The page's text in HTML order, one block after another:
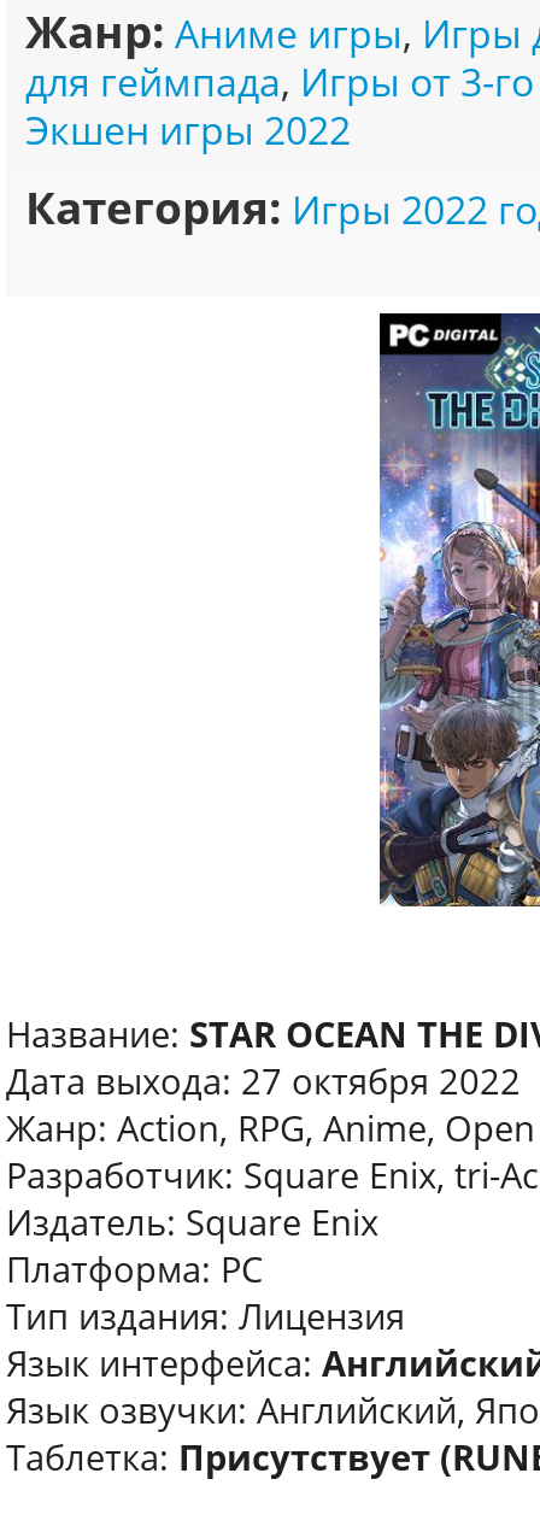
Жанр: Аниме игры, Игры
для геймпада, Игры от 3-
Экшен игры 2022
Категория: Игры 2022
Название: STAR OCEAN THE
Дата выхода: 27 октября 2022
Жанр: Action, RPG, Anime,
Разработчик: Square Enix, tri-
Издатель: Square Enix
Платформа: PC
Тип издания: Лицензия
Язык интерфейса:
Язык озвучки: Английский,
Таблетка: Присутствует